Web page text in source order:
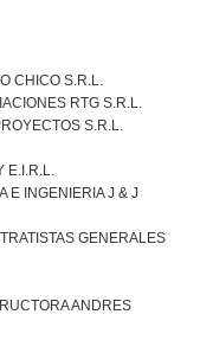
CHICO S.R.L.
RTG S.R.L.
S.R.L.
E INGENIERIA J & J
GENERALES
ANDRES